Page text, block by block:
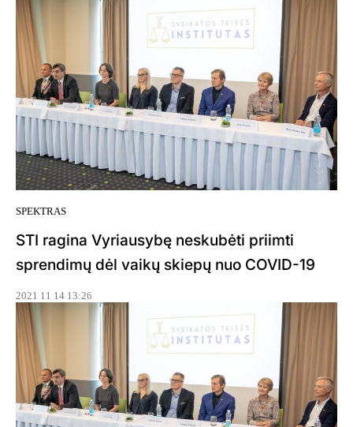
SPEKTRAS
STI ragina Vyriausybę neskubėti priimti
sprendimų dėl vaikų skiepų nuo COVID-19
2021 11 14 13:26